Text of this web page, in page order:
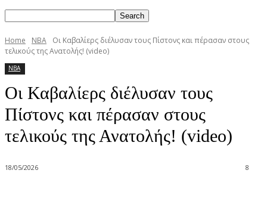
Home NBA
Οι Καβαλίερς διέλυσαν τους Πίστονς και πέρασαν στους
τελικούς της Ανατολής! (video)
NBA
Οι Καβαλίερς διέλυσαν τους
Πίστονς και πέρασαν στους
τελικούς της Ανατολής! (video)
18/05/2026 8